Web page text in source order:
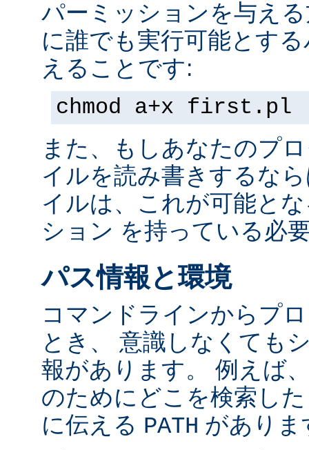
パーミッションを与え
に誰でも実行可能とす
えることです:
chmod a+x first.pl
また、もしあなたのプ
イルを読み書きするな
イルは、これが可能と
ション を持っている必
パス情報と環境
コマンドラインからプ
とき、 意識しなくても
報があります。 例えば
のためにどこを検索し
に伝える PATH がありま